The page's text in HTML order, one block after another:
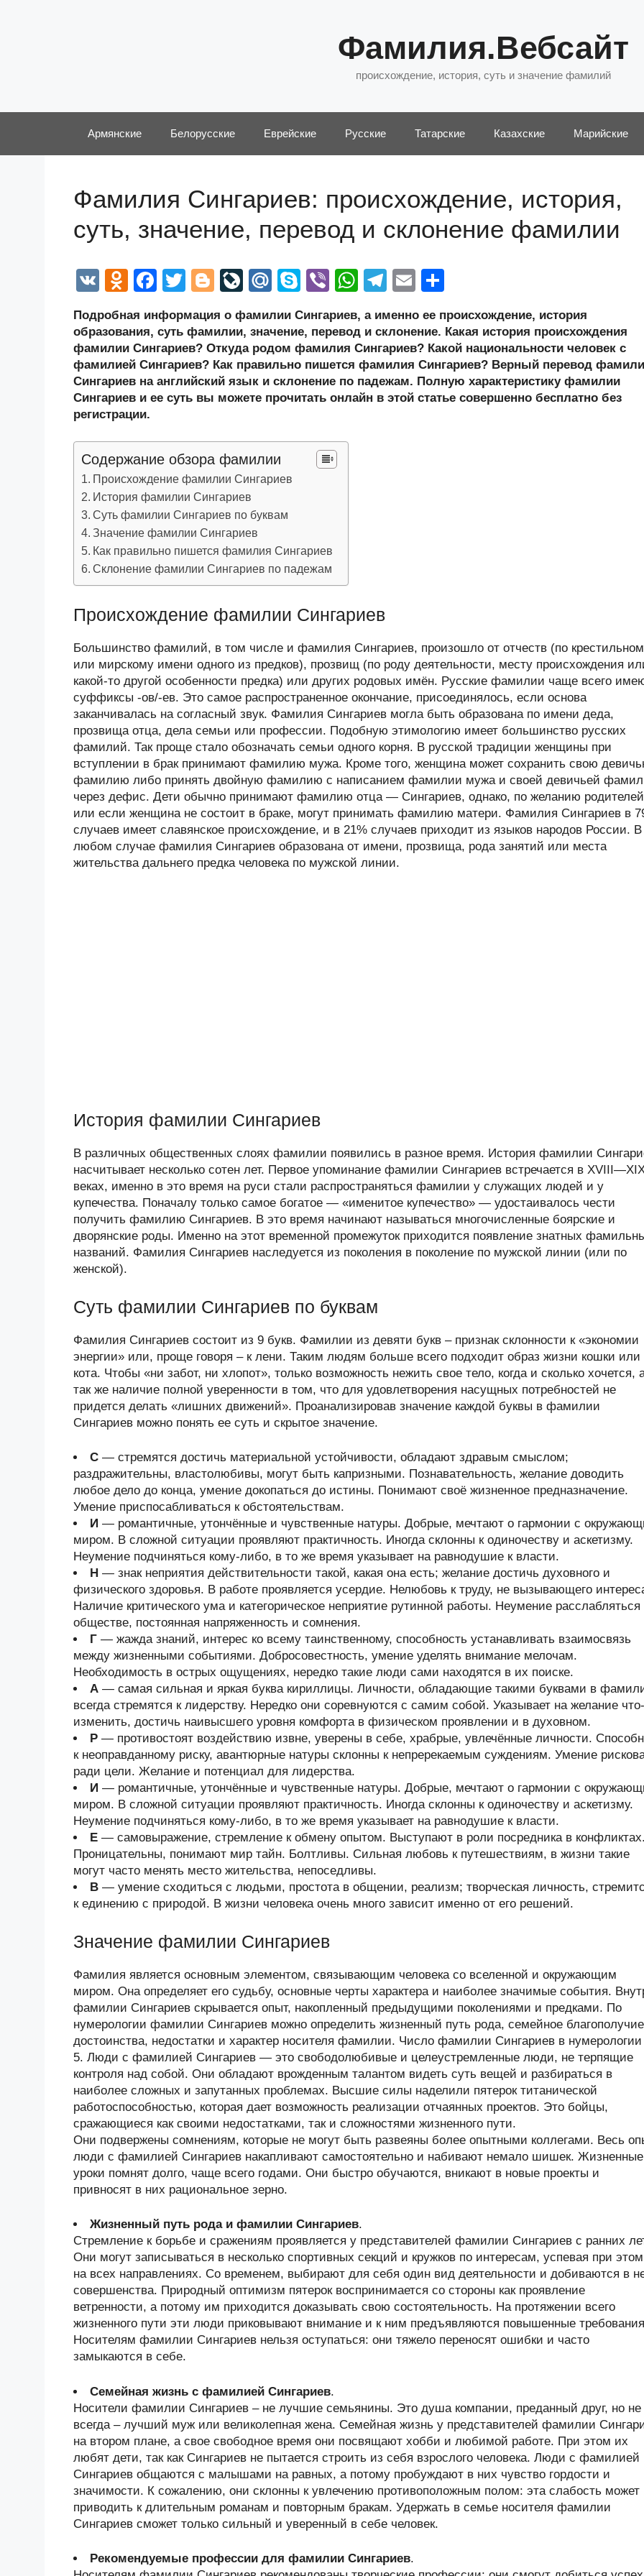
Фамилия.Вебсайт
происхождение, история, суть и значение фамилий
Армянские Белорусские Еврейские Русские Татарские Казахские Марийские
Фамилия Сингариев: происхождение, история,
суть, значение, перевод и склонение фамилии
V
O
n
o
kl
a
ss
ni
ki
F
c
e
b
o
k
T
tt
er
Bl
g
g
er
Li
e
J
o
ur
al
M
.R
u
S
p
e
Vi
er
W
at
s
A
p
T
e
gr
a
m
E
ail р
а
в
и
Подробная информация о фамилии Сингариев, а именно ее происхождение, история
образования, суть фамилии, значение, перевод и склонение. Какая история происхождения
фамилии Сингариев? Откуда родом фамилия Сингариев? Какой национальности человек с
фамилией Сингариев? Как правильно пишется фамилия Сингариев? Верный перевод
Сингариев на английский язык и склонение по падежам. Полную характеристику фамилии
Сингариев и ее суть вы можете прочитать онлайн в этой статье совершенно бесплатно без
регистрации.
Содержание обзора фамилии
Происхождение фамилии Сингариев
История фамилии Сингариев
Суть фамилии Сингариев по буквам
Значение фамилии Сингариев
Как правильно пишется фамилия Сингариев
Склонение фамилии Сингариев по падежам
Происхождение фамилии Сингариев
Большинство фамилий, в том числе и фамилия Сингариев, произошло от отчеств (по
или мирскому имени одного из предков), прозвищ (по роду деятельности, месту происхождения
какой-то другой особенности предка) или других родовых имён. Русские фамилии чаще всего
суффиксы -ов/-ев. Это самое распространенное окончание, присоединялось, если основа
заканчивалась на согласный звук. Фамилия Сингариев могла быть образована по имени деда,
прозвища отца, дела семьи или профессии. Подобную этимологию имеет большинство русских
фамилий. Так проще стало обозначать семьи одного корня. В русской традиции женщины при
вступлении в брак принимают фамилию мужа. Кроме того, женщина может сохранить свою
фамилию либо принять двойную фамилию с написанием фамилии мужа и своей девичьей
через дефис. Дети обычно принимают фамилию отца — Сингариев, однако, по желанию родителей
или если женщина не состоит в браке, могут принимать фамилию матери. Фамилия Сингариев в
случаев имеет славянское происхождение, и в 21% случаев приходит из языков народов России. В
любом случае фамилия Сингариев образована от имени, прозвища, рода занятий или места
жительства дальнего предка человека по мужской линии.
История фамилии Сингариев
В различных общественных слоях фамилии появились в разное время. История фамилии
насчитывает несколько сотен лет. Первое упоминание фамилии Сингариев встречается в
веках, именно в это время на руси стали распространяться фамилии у служащих людей и у
купечества. Поначалу только самое богатое — «именитое купечество» — удостаивалось чести
получить фамилию Сингариев. В это время начинают называться многочисленные боярские и
дворянские роды. Именно на этот временной промежуток приходится появление знатных
названий. Фамилия Сингариев наследуется из поколения в поколение по мужской линии (или по
женской).
Суть фамилии Сингариев по буквам
Фамилия Сингариев состоит из 9 букв. Фамилии из девяти букв – признак склонности к «экономии
энергии» или, проще говоря – к лени. Таким людям больше всего подходит образ жизни кошки или
кота. Чтобы «ни забот, ни хлопот», только возможность нежить свое тело, когда и сколько хочется,
так же наличие полной уверенности в том, что для удовлетворения насущных потребностей не
придется делать «лишних движений». Проанализировав значение каждой буквы в фамилии
Сингариев можно понять ее суть и скрытое значение.
С — стремятся достичь материальной устойчивости, обладают здравым смыслом;
раздражительны, властолюбивы, могут быть капризными. Познавательность, желание доводить
любое дело до конца, умение докопаться до истины. Понимают своё жизненное предназначение.
Умение приспосабливаться к обстоятельствам.
И — романтичные, утончённые и чувственные натуры. Добрые, мечтают о гармонии с
миром. В сложной ситуации проявляют практичность. Иногда склонны к одиночеству и аскетизму.
Неумение подчиняться кому-либо, в то же время указывает на равнодушие к власти.
Н — знак неприятия действительности такой, какая она есть; желание достичь духовного и
физического здоровья. В работе проявляется усердие. Нелюбовь к труду, не вызывающего
Наличие критического ума и категорическое неприятие рутинной работы. Неумение расслабляться
обществе, постоянная напряженность и сомнения.
Г — жажда знаний, интерес ко всему таинственному, способность устанавливать взаимосвязь
между жизненными событиями. Добросовестность, умение уделять внимание мелочам.
Необходимость в острых ощущениях, нередко такие люди сами находятся в их поиске.
А — самая сильная и яркая буква кириллицы. Личности, обладающие такими буквами в
всегда стремятся к лидерству. Нередко они соревнуются с самим собой. Указывает на желание
изменить, достичь наивысшего уровня комфорта в физическом проявлении и в духовном.
Р — противостоят воздействию извне, уверены в себе, храбрые, увлечённые личности.
к неоправданному риску, авантюрные натуры склонны к непререкаемым суждениям. Умение
ради цели. Желание и потенциал для лидерства.
И — романтичные, утончённые и чувственные натуры. Добрые, мечтают о гармонии с
миром. В сложной ситуации проявляют практичность. Иногда склонны к одиночеству и аскетизму.
Неумение подчиняться кому-либо, в то же время указывает на равнодушие к власти.
Е — самовыражение, стремление к обмену опытом. Выступают в роли посредника в конфликтах.
Проницательны, понимают мир тайн. Болтливы. Сильная любовь к путешествиям, в жизни такие
могут часто менять место жительства, непоседливы.
В — умение сходиться с людьми, простота в общении, реализм; творческая личность,
к единению с природой. В жизни человека очень много зависит именно от его решений.
Значение фамилии Сингариев
Фамилия является основным элементом, связывающим человека со вселенной и окружающим
миром. Она определяет его судьбу, основные черты характера и наиболее значимые события.
фамилии Сингариев скрывается опыт, накопленный предыдущими поколениями и предками. По
нумерологии фамилии Сингариев можно определить жизненный путь рода, семейное
достоинства, недостатки и характер носителя фамилии. Число фамилии Сингариев в
5. Люди с фамилией Сингариев — это свободолюбивые и целеустремленные люди, не терпящие
контроля над собой. Они обладают врожденным талантом видеть суть вещей и разбираться в
наиболее сложных и запутанных проблемах. Высшие силы наделили пятерок титанической
работоспособностью, которая дает возможность реализации отчаянных проектов. Это бойцы,
сражающиеся как своими недостатками, так и сложностями жизненного пути.
Они подвержены сомнениям, которые не могут быть развеяны более опытными коллегами. Весь
люди с фамилией Сингариев накапливают самостоятельно и набивают немало шишек. Жизненные
уроки помнят долго, чаще всего годами. Они быстро обучаются, вникают в новые проекты и
привносят в них рациональное зерно.
Жизненный путь рода и фамилии Сингариев.
Стремление к борьбе и сражениям проявляется у представителей фамилии Сингариев с ранних
Они могут записываться в несколько спортивных секций и кружков по интересам, успевая при этом
на всех направлениях. Со временем, выбирают для себя один вид деятельности и добиваются в
совершенства. Природный оптимизм пятерок воспринимается со стороны как проявление
ветренности, а потому им приходится доказывать свою состоятельность. На протяжении всего
жизненного пути эти люди приковывают внимание и к ним предъявляются повышенные
Носителям фамилии Сингариев нельзя оступаться: они тяжело переносят ошибки и часто
замыкаются в себе.
Семейная жизнь с фамилией Сингариев.
Носители фамилии Сингариев – не лучшие семьянины. Это душа компании, преданный друг, но не
всегда – лучший муж или великолепная жена. Семейная жизнь у представителей фамилии
на втором плане, а свое свободное время они посвящают хобби и любимой работе. При этом их
любят дети, так как Сингариев не пытается строить из себя взрослого человека. Люди с фамилией
Сингариев общаются с малышами на равных, а потому пробуждают в них чувство гордости и
значимости. К сожалению, они склонны к увлечению противоположным полом: эта слабость может
приводить к длительным романам и повторным бракам. Удержать в семье носителя фамилии
Сингариев сможет только сильный и уверенный в себе человек.
Рекомендуемые профессии для фамилии Сингариев.